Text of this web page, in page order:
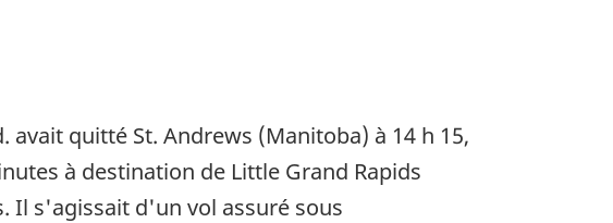
avait quitté St. Andrews (Manitoba) à 14 h 15,
à destination de Little Grand Rapids
Il s'agissait d'un vol assuré sous